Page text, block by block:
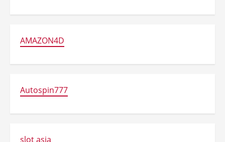
AMAZON4D
Autospin777
slot asia